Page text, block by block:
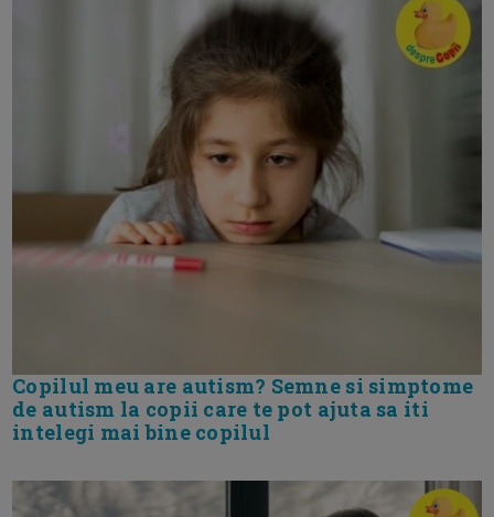
Copilul meu are autism? Semne si simptome
de autism la copii care te pot ajuta sa iti
intelegi mai bine copilul